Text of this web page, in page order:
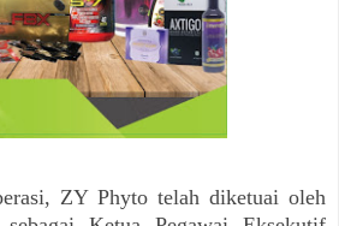
ZY Phyto telah diketuai oleh